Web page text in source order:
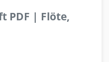
PDF | Flöte,